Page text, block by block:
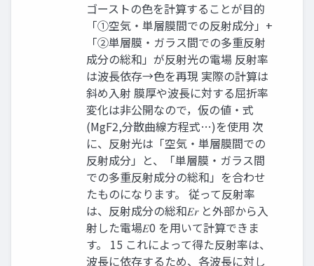
ゴーストの色を計算することが目的
「①空気・単層膜間での反射成分」+
「②単層膜・ガラス間での多重反射
成分の総和」が反射光の電場 反射率
は波長依存→色を再現 実際の計算は
斜め入射 膜厚や波長に対する屈折率
変化は非公開なので，仮の値・式
(MgF2,分散曲線方程式…)を使用 次
に、反射光は「空気・単層膜間での
反射成分」と、「単層膜・ガラス間
での多重反射成分の総和」を合わせ
たものになります。 従って反射率
は、反射成分の総和𝐸𝑟 と外部から入
射した電場𝐸0 を用いて計算できま
す。 15 これによって得た反射率は、
波長に依存するため、各波長に対し